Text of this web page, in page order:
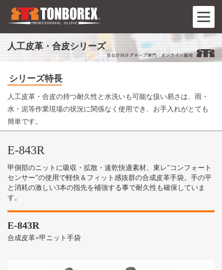
人工皮革・合皮シリーズ
シリーズ特長
人工皮革・合皮の持つ耐久性と水洗いも可能な扱い易さは、雨・
水・泥等作業現場の状況に関係なく使用でき、お手入れがとても
簡単です。
E-843R
甲側部のニットに吸収・拡散・速乾快適素材、東レ”コンフォート
センサー”の使用で軽快＆フィット感抜群の合成皮革手袋。手の平
と消耗の激しい3本の指先を補強する事で耐久性も確保していま
す。
E-843R
合成皮革×甲ニット手袋